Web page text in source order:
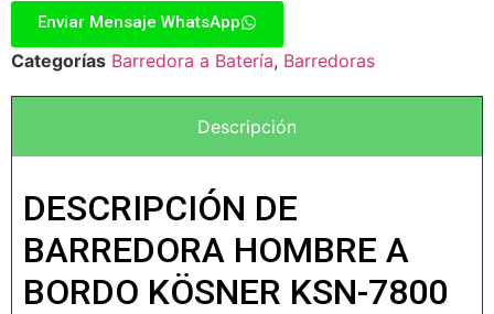
Enviar Mensaje WhatsApp
Categorías Barredora a Batería, Barredoras
Descripción
DESCRIPCIÓN DE
BARREDORA HOMBRE A
BORDO KÖSNER KSN-7800